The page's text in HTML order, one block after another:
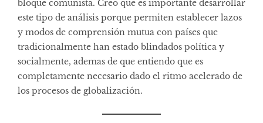
bloque comunista. Creo que es importante desarrollar
este tipo de análisis porque permiten establecer lazos
y modos de comprensión mutua con países que
tradicionalmente han estado blindados política y
socialmente, ademas de que entiendo que es
completamente necesario dado el ritmo acelerado de
los procesos de globalización.